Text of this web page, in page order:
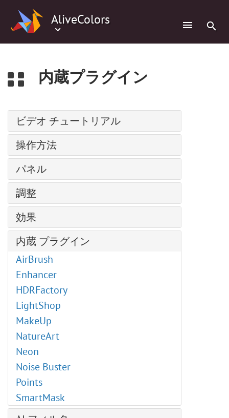
AliveColors
内蔵プラグイン
ビデオ チュートリアル
パス上にテキスト
調整レイヤー
バッチ処理
人物の水彩画
スーパーヒーローの水彩画ポスター
コミック風の絵
輝くイラスト
クローンスタンプ
写真から人物を抽出する
クロマキー
SmartMask プラグイン
粒子＆流線
写真をパステル画に変換
芸術的効果
油絵効果
デジタルアート
爆発効果
古い写真の復元
操作方法
インストール方法: Windows
インストール方法: Mac
インストール方法: Linux
プログラムの登録
ワークスペース
操作方法
新規イメージの作成
AKVIS形式
カラースペース
画像のサイズ変更
グラフィック タブレットでの作業
バッチ処理
バッチ変換
印刷
プログラムの環境設定
ホットキー
パネル
ナビゲーター
ツールバー
レイヤー
レイヤー効果
レイヤー マスク
クリッピング マスク
ブレンド モード
明るさによるブレンド
チャンネル
選択範囲
履歴
色
スウォッチ
色相環
アクション
調整
レベル
カーブ
明るさ/コントラスト
露出度
部分的な彩度
色相/彩度
フォトフィルター
色バランス
特定色域の選択
カラー ルックアップ (3D LUT)
反転
しきい値
ポスタリゼーション
白黒
効果
芸術的効果
— コミック
— ハーフトーン パターン
— リノカット効果
— ペン & インク
— 鉛筆画
— 写真複写
— ステンシル
— 粗いエッジ(縁）
ぼかし効果
ブラシ ストローク
チャンネル ミキサー
内蔵 プラグイン
AirBrush
Enhancer
HDRFactory
LightShop
MakeUp
NatureArt
Neon
Noise Buster
Points
SmartMask